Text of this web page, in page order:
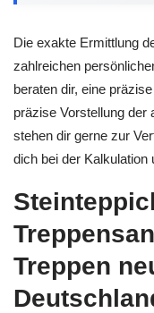
Die exakte Ermittlung
zahlreichen
beraten dir, eine
präzise Vorstellung der
stehen dir gerne zur
dich bei der Kalkulation
Treppen